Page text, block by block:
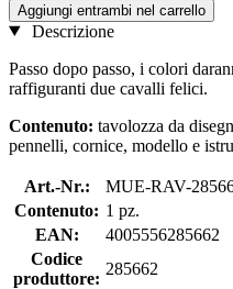
Aggiungi entrambi nel carrello
Descrizione
Passo dopo passo, i colori
raffiguranti due cavalli felici.
Contenuto: tavolozza da
pennelli, cornice, modello e
Art.-Nr.:
MUE-RAV-
Contenuto: 1 pz.
EAN:
4005556285662
Codice
produttore:
285662